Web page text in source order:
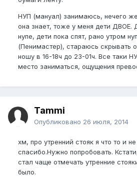
НУП (мануал) занимаюсь, нечего
она знает, тоже у меня дети ДВОЕ.
нупе, дети пока спят, рано утром
(Пенимастер), стараюсь скрывать
ношу в 16-18ч до 23-01ч. Все таки
место заниматься, ощущения
Tammi
Опубликовано 26 июля, 2014
хм, про утренний стояк я что то и
спасибо.Нужно попробовать.
стал чаще отмечать утренние
было.